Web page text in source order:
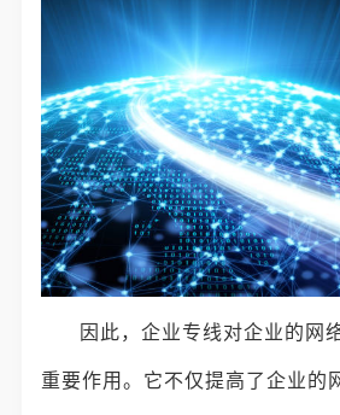
因此，企业专线对企业的网
重要作用。它不仅提高了企业的